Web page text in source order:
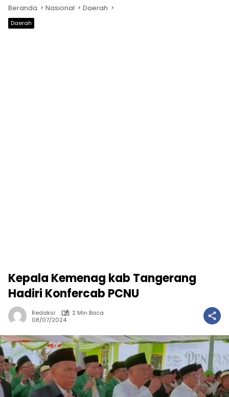
Beranda Nasional Daerah
Daerah
Kepala Kemenag kab Tangerang
Hadiri Konfercab PCNU
Redaksi
2 Min Baca
08/07/2024